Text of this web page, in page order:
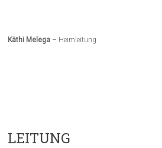
Käthi Melega – Heimleitung
LEITUNG